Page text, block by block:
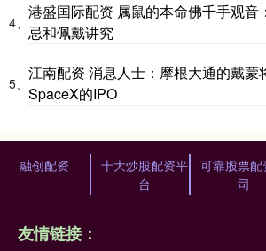
4、
港盛国际配资 属鼠的本命佛千手观音
忌和佩戴讲究
5、
江南配资 消息人士：摩根大通的戴蒙
SpaceX的IPO
融创配资
十大炒股配资平
台
可靠股票配
司
友情链接：